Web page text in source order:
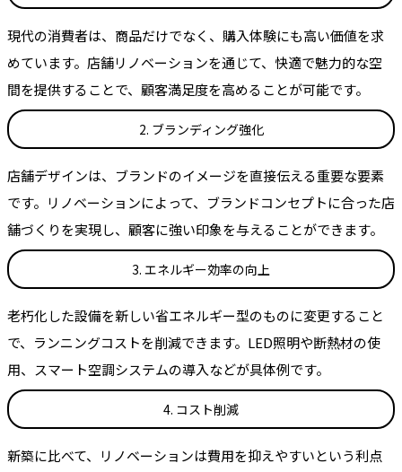
現代の消費者は、商品だけでなく、購入体験にも高い価値を求
めています。店舗リノベーションを通じて、快適で魅力的な空
間を提供することで、顧客満足度を高めることが可能です。
2. ブランディング強化
店舗デザインは、ブランドのイメージを直接伝える重要な要素
です。リノベーションによって、ブランドコンセプトに合った店
舗づくりを実現し、顧客に強い印象を与えることができます。
3. エネルギー効率の向上
老朽化した設備を新しい省エネルギー型のものに変更すること
で、ランニングコストを削減できます。LED照明や断熱材の使
用、スマート空調システムの導入などが具体例です。
4. コスト削減
新築に比べて、リノベーションは費用を抑えやすいという利点